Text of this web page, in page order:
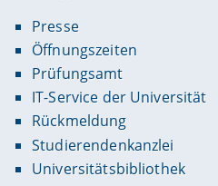
Presse
Öffnungszeiten
Prüfungsamt
IT-Service der Universität
Rückmeldung
Studierendenkanzlei
Universitätsbibliothek